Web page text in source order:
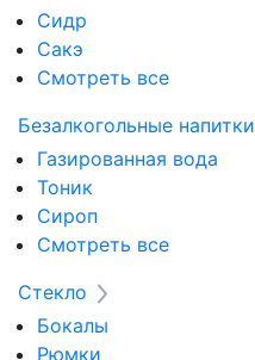
Сидр
Сакэ
Смотреть все
Безалкогольные напитки
Газированная вода
Тоник
Сироп
Смотреть все
Стекло
Бокалы
Рюмки